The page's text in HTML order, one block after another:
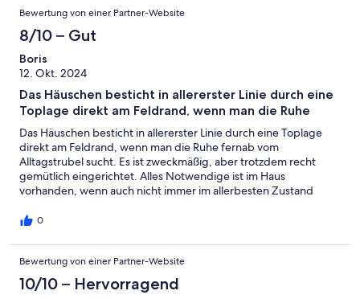
Bewertung von einer Partner-Website
8/10 – Gut
Boris
12. Okt. 2024
Das Häuschen besticht in allererster Linie durch eine
Toplage direkt am Feldrand, wenn man die Ruhe
Das Häuschen besticht in allererster Linie durch eine Toplage
direkt am Feldrand, wenn man die Ruhe fernab vom
Alltagstrubel sucht. Es ist zweckmäßig, aber trotzdem recht
gemütlich eingerichtet. Alles Notwendige ist im Haus
vorhanden, wenn auch nicht immer im allerbesten Zustand
Zerpenschleuse und wir haben uns wieder ganz wunderbar
0
Bewertung von einer Partner-Website
10/10 – Hervorragend